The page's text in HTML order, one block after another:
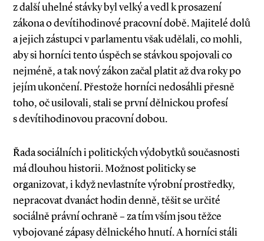
z další uhelné stávky byl velký a vedl k prosazení
zákona o devítihodinové pracovní době. Majitelé dolů
a jejich zástupci v parlamentu však udělali, co mohli,
aby si horníci tento úspěch se stávkou spojovali co
nejméně, a tak nový zákon začal platit až dva roky po
jejím ukončení. Přestože horníci nedosáhli přesně
toho, oč usilovali, stali se první dělnickou profesí
s devítihodinovou pracovní dobou.
Řada sociálních i politických výdobytků současnosti
má dlouhou historii. Možnost politicky se
organizovat, i když nevlastníte výrobní prostředky,
nepracovat dvanáct hodin denně, těšit se určité
sociálně právní ochraně – za tím vším jsou těžce
vybojované zápasy dělnického hnutí. A horníci stáli